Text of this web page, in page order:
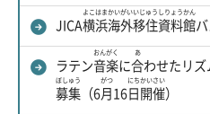
JICA横浜
よこはま
海外
かいがい
移住
いじゅう
資料館
しりょうかん
ラテン音楽
おんがく
に合
あ
わせたリ
募集
ぼしゅう
（6月
がつ
16日
にち
開催
かいさい
）